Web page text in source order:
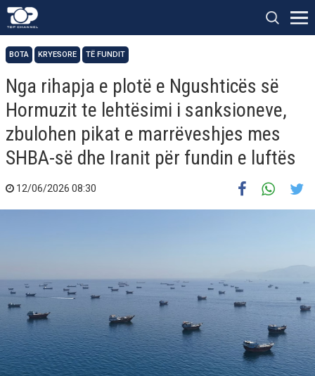
BOTA KRYESORE TË FUNDIT
Nga rihapja e plotë e Ngushticës së
Hormuzit te lehtësimi i sanksioneve,
zbulohen pikat e marrëveshjes mes
SHBA-së dhe Iranit për fundin e luftës
12/06/2026 08:30